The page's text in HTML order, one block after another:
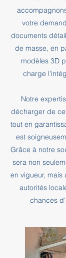
votre
documents
de masse, en
modèles 3D
charge
Notre
décharger de
tout en
est
Grâce à notre
sera non
en vigueur, mais
autorités
chances